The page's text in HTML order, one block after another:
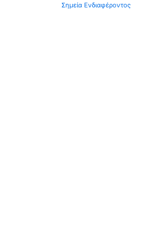
Σημεία Ενδιαφέροντος